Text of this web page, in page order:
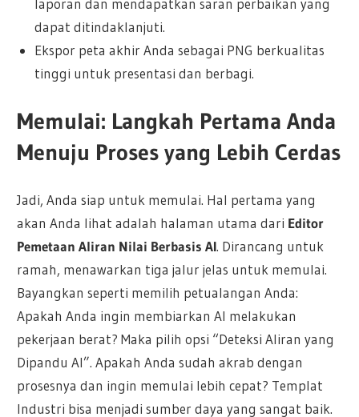
laporan dan mendapatkan saran perbaikan yang
dapat ditindaklanjuti.
Ekspor peta akhir Anda sebagai PNG berkualitas
tinggi untuk presentasi dan berbagi.
Memulai: Langkah Pertama Anda
Menuju Proses yang Lebih Cerdas
Jadi, Anda siap untuk memulai. Hal pertama yang
akan Anda lihat adalah halaman utama dari Editor
Pemetaan Aliran Nilai Berbasis AI. Dirancang untuk
ramah, menawarkan tiga jalur jelas untuk memulai.
Bayangkan seperti memilih petualangan Anda:
Apakah Anda ingin membiarkan AI melakukan
pekerjaan berat? Maka pilih opsi “Deteksi Aliran yang
Dipandu AI”. Apakah Anda sudah akrab dengan
prosesnya dan ingin memulai lebih cepat? Templat
Industri bisa menjadi sumber daya yang sangat baik.